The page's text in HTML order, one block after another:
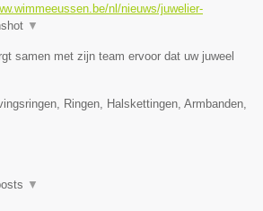
nl/nieuws/juwelier-
▼
samen met zijn team ervoor dat uw juweel
Ringen, Halskettingen, Armbanden,
▼